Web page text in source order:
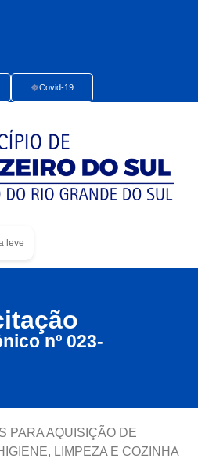
Covid-19
leve
nº 023-
PARA AQUISIÇÃO DE
LIMPEZA E COZINHA